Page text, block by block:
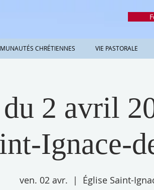
CHRÉTIENNES VIE PASTORALE
2 avril
Ignace-
ven. 02 avr.
  |
Église Saint-